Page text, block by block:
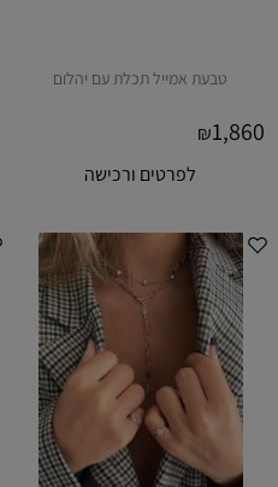
טבעת אמייל תכלת עם יהלום
₪1,860
לפרטים ורכישה